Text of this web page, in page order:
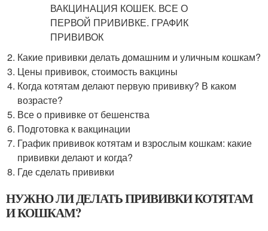
Какие прививки делать домашним и уличным кошкам?
Цены прививок, стоимость вакцины
Когда котятам делают первую прививку? В каком
возрасте?
Все о прививке от бешенства
Подготовка к вакцинации
График прививок котятам и взрослым кошкам: какие
прививки делают и когда?
Где сделать прививки
НУЖНО ЛИ ДЕЛАТЬ ПРИВИВКИ КОТЯТАМ
И КОШКАМ?